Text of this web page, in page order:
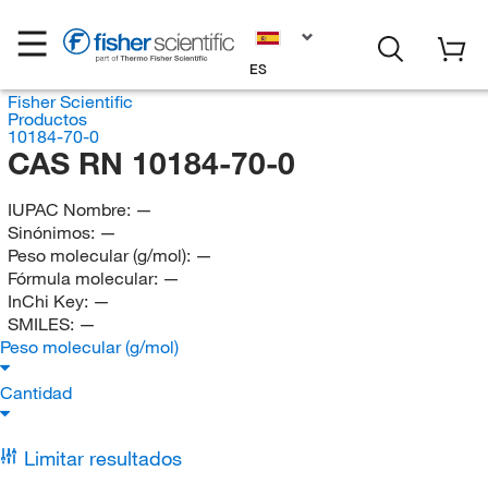
ES
Fisher Scientific
Productos
10184-70-0
CAS RN 10184-70-0
IUPAC Nombre: —
Sinónimos: —
Peso molecular (g/mol): —
Fórmula molecular: —
InChi Key: —
SMILES: —
Peso molecular (g/mol)
Cantidad
Limitar resultados